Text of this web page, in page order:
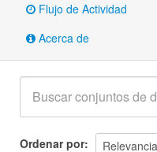
Flujo de Actividad
Acerca de
Ordenar por